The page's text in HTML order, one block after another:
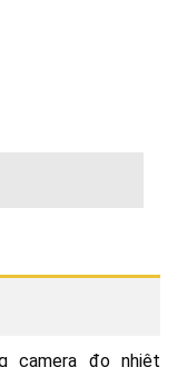
camera đo nhiệt